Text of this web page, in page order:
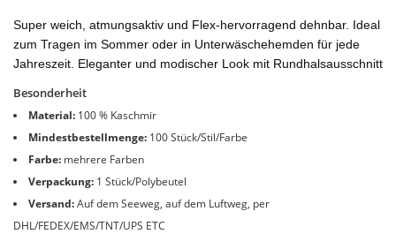
Super weich, atmungsaktiv und Flex-hervorragend dehnbar. Ideal
zum Tragen im Sommer oder in Unterwäschehemden für jede
Jahreszeit. Eleganter und modischer Look mit Rundhalsausschnitt
Besonderheit
Material: 100 % Kaschmir
Mindestbestellmenge: 100 Stück/Stil/Farbe
Farbe: mehrere Farben
Verpackung: 1 Stück/Polybeutel
Versand:Auf dem Seeweg, auf dem Luftweg, per
DHL/FEDEX/EMS/TNT/UPS ETC